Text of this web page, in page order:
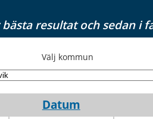
resultat och sedan i
Välj kommun
Datum